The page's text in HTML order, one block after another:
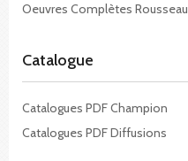
Oeuvres Complètes Rousseau
Catalogue
Catalogues PDF Champion
Catalogues PDF Diffusions